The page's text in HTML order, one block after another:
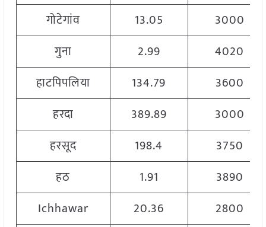
गोटेगांव
13.05
3000
गुना
2.99
4020
हाटपिपलिया
134.79
3600
हरदा
389.89
3000
हरसूद
198.4
3750
हठ
1.91
3890
Ichhawar
20.36
2800